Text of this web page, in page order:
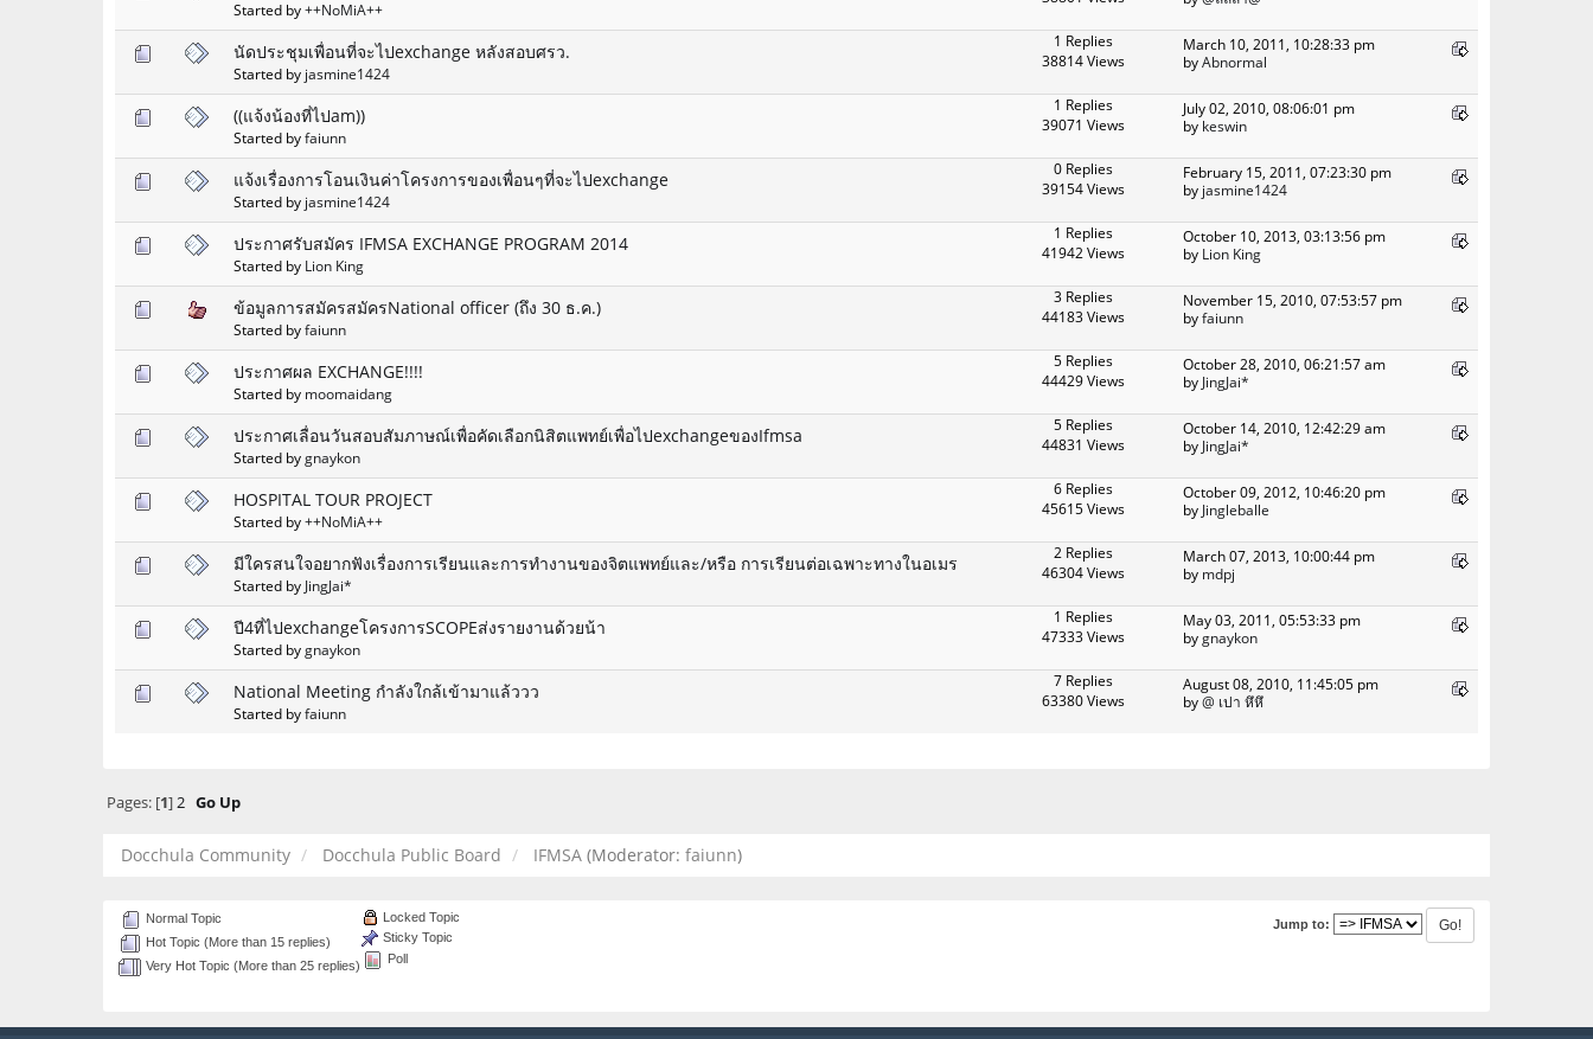
Started by++NoMiA++
นัดประชุมเพื่อนที่จะไปexchange หลังสอบศรว.
Started by jasmine1424
1 Replies
38814 Views
March 10, 2011, 10:28:33 pm
byAbnormal
((แจ้งน้องที่ไปam))
Started byfaiunn
1 Replies
39071 Views
July 02, 2010, 08:06:01 pm
by keswin
แจ้งเรื่องการโอนเงินค่าโครงการของเพื่อนๆที่จะไปexchange
Started by jasmine1424
0 Replies
39154 Views
February 15, 2011, 07:23:30 pm
by jasmine1424
ประกาศรับสมัคร IFMSA EXCHANGE PROGRAM 2014
Started by Lion King
1 Replies
41942 Views
October 10, 2013, 03:13:56 pm
by Lion King
ข้อมูลการสมัครสมัครNational officer (ถึง 30 ธ.ค.)
Started byfaiunn
3 Replies
44183 Views
November 15, 2010, 07:53:57 pm
byfaiunn
ประกาศผล EXCHANGE!!!!
Started by moomaidang
5 Replies
44429 Views
October 28, 2010, 06:21:57 am
by JingJai*
ประกาศเลื่อนวันสอบสัมภาษณ์เพื่อคัดเลือกนิสิตแพทย์เพื่อไปexchangeของIfmsa
Started bygnaykon
5 Replies
44831 Views
October 14, 2010, 12:42:29 am
by JingJai*
HOSPITAL TOUR PROJECT
Started by++NoMiA++
6 Replies
45615 Views
October 09, 2012, 10:46:20 pm
by Jingleballe
มีใครสนใจอยากฟังเรื่องการเรียนและการทำงานของจิตแพทย์และ/หรือ การเรียนต่อเฉพาะทางในอเมร
Started by JingJai*
2 Replies
46304 Views
March 07, 2013, 10:00:44 pm
by mdpj
ปี4ที่ไปexchangeโครงการSCOPEส่งรายงานด้วยน้า
Started bygnaykon
1 Replies
47333 Views
May 03, 2011, 05:53:33 pm
bygnaykon
National Meeting กำลังใกล้เข้ามาแล้ววว
Started byfaiunn
7 Replies
63380 Views
August 08, 2010, 11:45:05 pm
by@ เปา หึหึ
Pages: [1]2 Go Up
Docchula Community Docchula Public Board IFMSA (Moderator: faiunn)
Jump to:
Normal Topic
Hot Topic (More than 15 replies)
Very Hot Topic (More than 25 replies)
Locked Topic
Sticky Topic
Poll